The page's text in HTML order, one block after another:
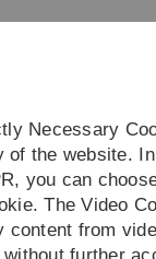
Skip
Skip
Skip
Skip
Necessary
of the website. In
you can
The Video
content from